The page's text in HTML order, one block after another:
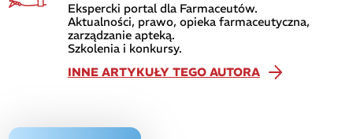
Ekspercki portal dla Farmaceutów.
Aktualności, prawo, opieka farmaceutyczna,
zarządzanie apteką.
Szkolenia i konkursy.
INNE ARTYKUŁY TEGO AUTORA